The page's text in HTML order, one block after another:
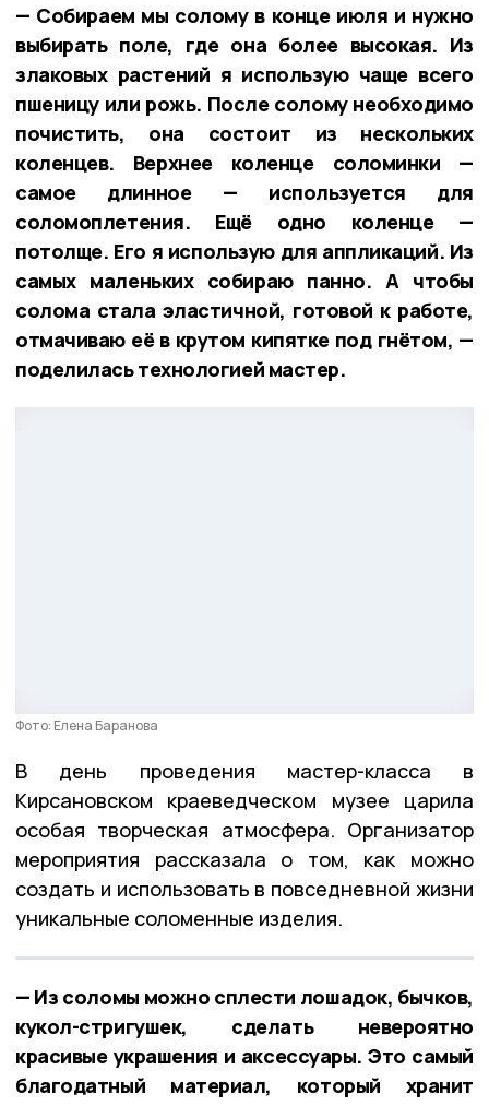
— Собираем мы солому в конце июля и нужно
выбирать поле, где она более высокая. Из
злаковых растений я использую чаще всего
пшеницу или рожь. После солому необходимо
почистить, она состоит из нескольких
коленцев. Верхнее коленце соломинки —
самое длинное — используется для
соломоплетения. Ещё одно коленце —
потолще. Его я использую для аппликаций. Из
самых маленьких собираю панно. А чтобы
солома стала эластичной, готовой к работе,
отмачиваю её в крутом кипятке под гнётом, —
поделилась технологией мастер.
Фото: Елена Баранова
В день проведения мастер-класса в
Кирсановском краеведческом музее царила
особая творческая атмосфера. Организатор
мероприятия рассказала о том, как можно
создать и использовать в повседневной жизни
уникальные соломенные изделия.
— Из соломы можно сплести лошадок, бычков,
кукол-стригушек, сделать невероятно
красивые украшения и аксессуары. Это самый
благодатный материал, который хранит